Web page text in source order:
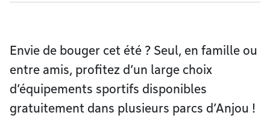
Envie de bouger cet été ? Seul, en famille ou
entre amis, profitez d’un large choix
d’équipements sportifs disponibles
gratuitement dans plusieurs parcs d’Anjou !